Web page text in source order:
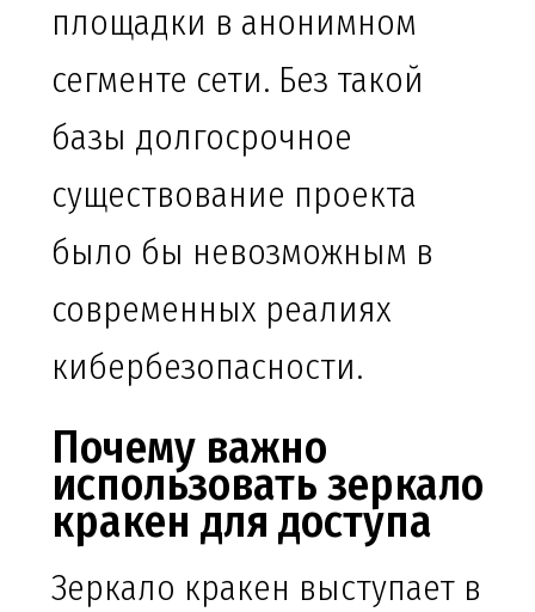
площадки в анонимном
сегменте сети. Без такой
базы долгосрочное
существование проекта
было бы невозможным в
современных реалиях
кибербезопасности.
Почему важно
использовать зеркало
кракен для доступа
Зеркало кракен выступает в